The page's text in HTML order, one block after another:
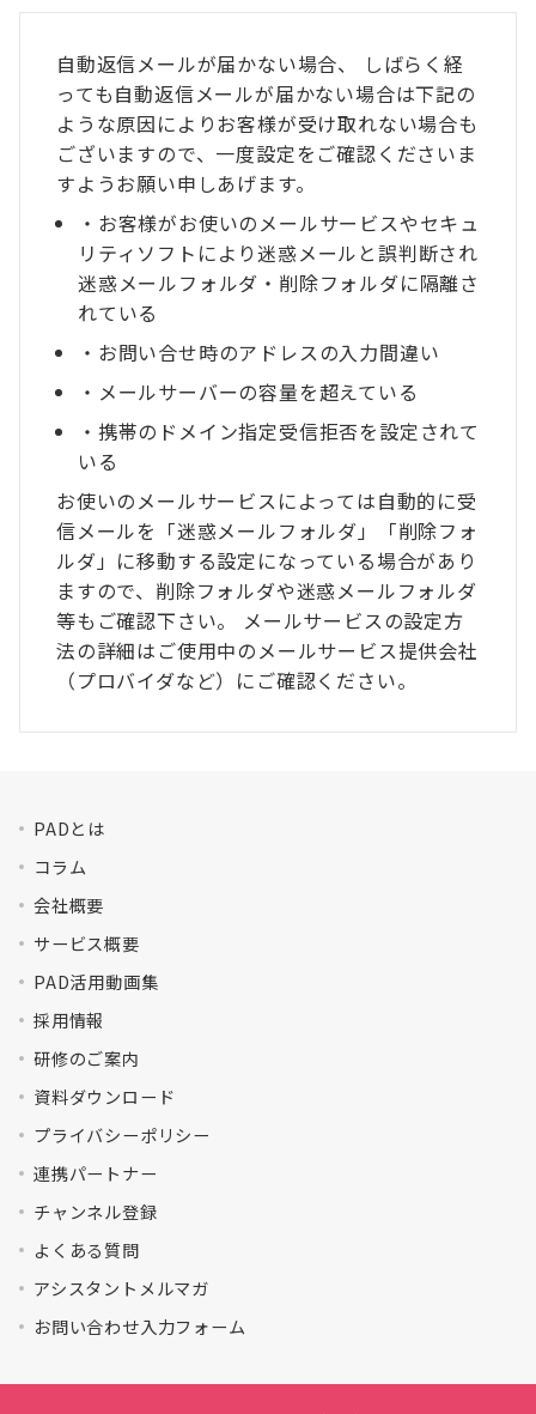
自動返信メールが届かない場合、 しばらく経
っても自動返信メールが届かない場合は下記の
ような原因によりお客様が受け取れない場合も
ございますので、一度設定をご確認くださいま
すようお願い申しあげます。
・お客様がお使いのメールサービスやセキュ
リティソフトにより迷惑メールと誤判断され
迷惑メールフォルダ・削除フォルダに隔離さ
れている
・お問い合せ時のアドレスの入力間違い
・メールサーバーの容量を超えている
・携帯のドメイン指定受信拒否を設定されて
いる
お使いのメールサービスによっては自動的に受
信メールを「迷惑メールフォルダ」「削除フォ
ルダ」に移動する設定になっている場合があり
ますので、削除フォルダや迷惑メールフォルダ
等もご確認下さい。 メールサービスの設定方
法の詳細はご使用中のメールサービス提供会社
（プロバイダなど）にご確認ください。
PADとは
コラム
会社概要
サービス概要
PAD活用動画集
採用情報
研修のご案内
資料ダウンロード
プライバシーポリシー
連携パートナー
チャンネル登録
よくある質問
アシスタントメルマガ
お問い合わせ入力フォーム